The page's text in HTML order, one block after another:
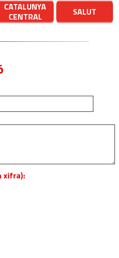
CATALUNYA
CENTRAL
SALUT
xifra):